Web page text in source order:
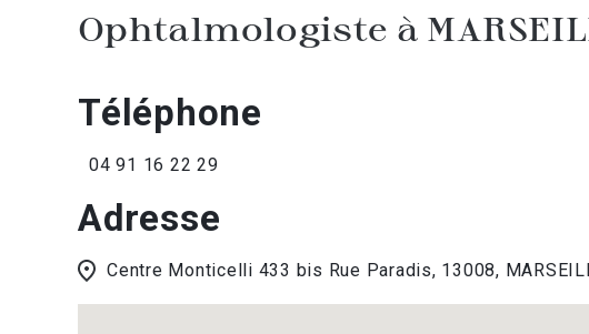
Ophtalmologiste à
Téléphone
04 91 16 22 29
Adresse
Centre Monticelli 433 bis Rue Paradis, 13008,